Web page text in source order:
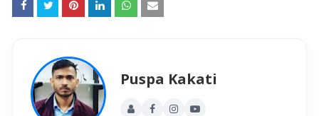
Puspa Kakati